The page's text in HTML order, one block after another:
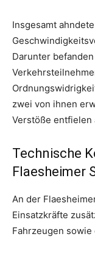
Insgesamt
Darunter
zwei von ihnen
Verstöße entfielen
Technische
Flaesheimer
An der
Einsatzkräfte
Fahrzeugen